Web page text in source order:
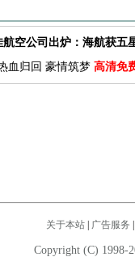
航空公司出炉：海航获五
血归回 豪情筑梦 高清免
关于本站| 广告服务
Copyright (C) 1998-